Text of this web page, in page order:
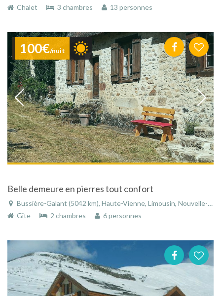
Chalet
3 chambres 13 personnes
100€/nuit
Belle demeure en pierres tout confort
Bussière-Galant (5042 km), Haute-Vienne, Limousin, Nouvelle-Aquitaine, France
Gîte
2 chambres 6 personnes